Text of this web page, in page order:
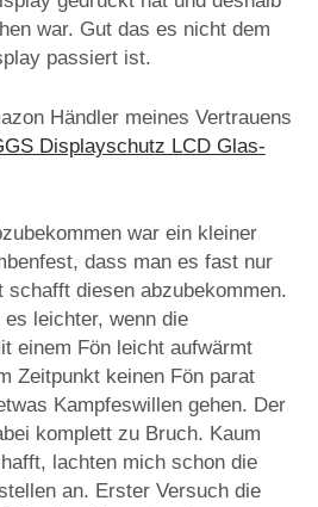
war. Gut das es nicht dem
passiert ist.
Händler meines Vertrauens
Displayschutz LCD Glas-
war ein kleiner
dass man es fast nur
schafft diesen abzubekommen.
leichter, wenn die
einem Fön leicht aufwärmt
Zeitpunkt keinen Fön parat
Kampfeswillen gehen. Der
komplett zu Bruch. Kaum
lachten mich schon die
an. Erster Versuch die